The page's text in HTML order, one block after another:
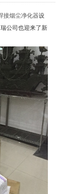
接烟尘净化器设
公司也迎来了新